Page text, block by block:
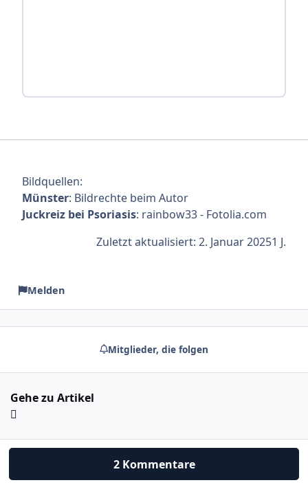
Bildquellen:
Münster: Bildrechte beim Autor
Juckreiz bei Psoriasis: rainbow33 - Fotolia.com
Zuletzt aktualisiert: 2. Januar 20251 J.
Melden
Mitglieder, die folgen
Gehe zu Artikel
2 Kommentare